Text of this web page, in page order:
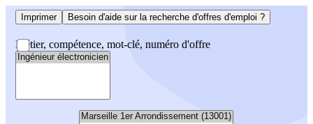
Imprimer Besoin d'aide sur la recherche d'offres d'emploi ?
Métier, compétence, mot-clé, numéro d'offre